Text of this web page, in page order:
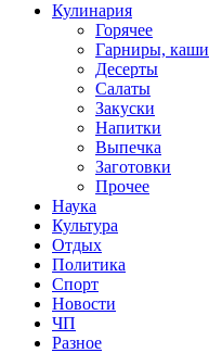
Кулинария
Горячее
Гарниры, каши
Десерты
Салаты
Закуски
Напитки
Выпечка
Заготовки
Прочее
Наука
Культура
Отдых
Политика
Спорт
Новости
ЧП
Разное